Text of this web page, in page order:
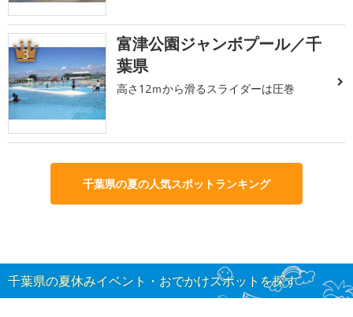
3
富津公園ジャンボプール／千
葉県
高さ12ｍから滑るスライダーは圧巻
千葉県の夏の人気スポットランキング
千葉県の夏休みイベント・おでかけスポットを探す